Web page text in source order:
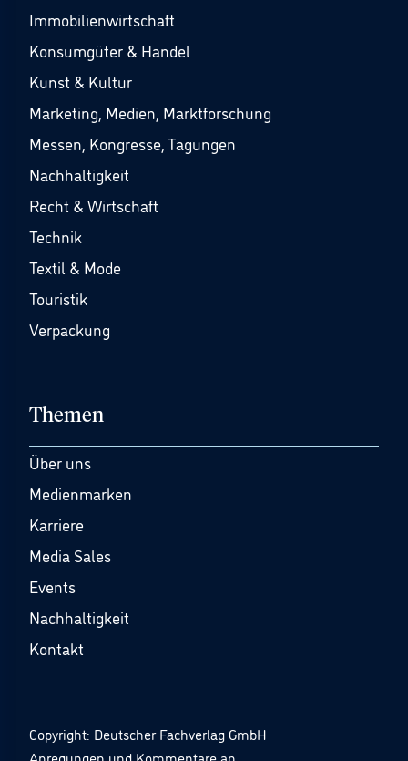
Immobilienwirtschaft
Konsumgüter & Handel
Kunst & Kultur
Marketing, Medien, Marktforschung
Messen, Kongresse, Tagungen
Nachhaltigkeit
Recht & Wirtschaft
Technik
Textil & Mode
Touristik
Verpackung
Themen
Über uns
Medienmarken
Karriere
Media Sales
Events
Nachhaltigkeit
Kontakt
Copyright: Deutscher Fachverlag GmbH